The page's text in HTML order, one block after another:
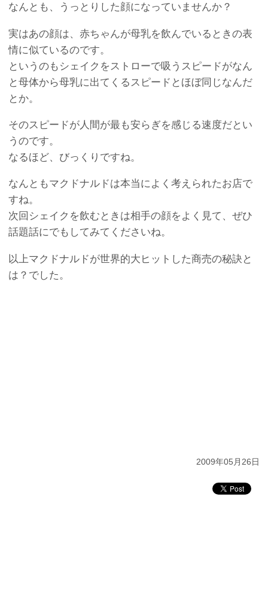
なんとも、うっとりした顔になっていませんか？
実はあの顔は、赤ちゃんが母乳を飲んでいるときの表
情に似ているのです。
というのもシェイクをストローで吸うスピードがなん
と母体から母乳に出てくるスピードとほぼ同じなんだ
とか。
そのスピードが人間が最も安らぎを感じる速度だとい
うのです。
なるほど、びっくりですね。
なんともマクドナルドは本当によく考えられたお店で
すね。
次回シェイクを飲むときは相手の顔をよく見て、ぜひ
話題話にでもしてみてくださいね。
以上マクドナルドが世界的大ヒットした商売の秘訣と
は？でした。
2009年05月26日